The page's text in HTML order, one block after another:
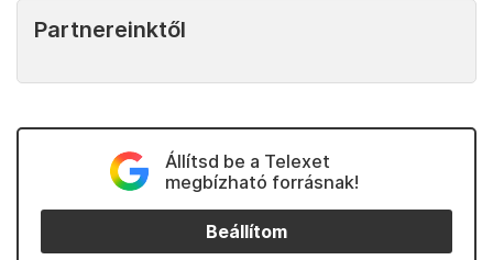
Partnereinktől
Állítsd be a Telexet
megbízható forrásnak!
Beállítom